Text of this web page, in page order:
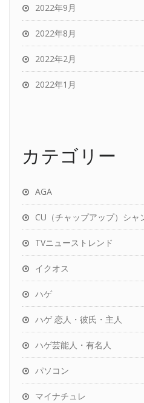
2022年9月
2022年8月
2022年2月
2022年1月
カテゴリー
AGA
CU（チャップアップ）シャ
TVニューストレンド
イクオス
ハゲ
ハゲ 恋人・彼氏・主人
ハゲ芸能人・有名人
パソコン
マイナチュレ